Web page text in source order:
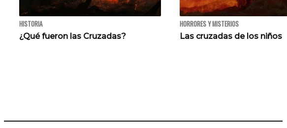
HISTORIA
¿Qué fueron las Cruzadas?
HORRORES Y MISTERIOS
Las cruzadas de los niños